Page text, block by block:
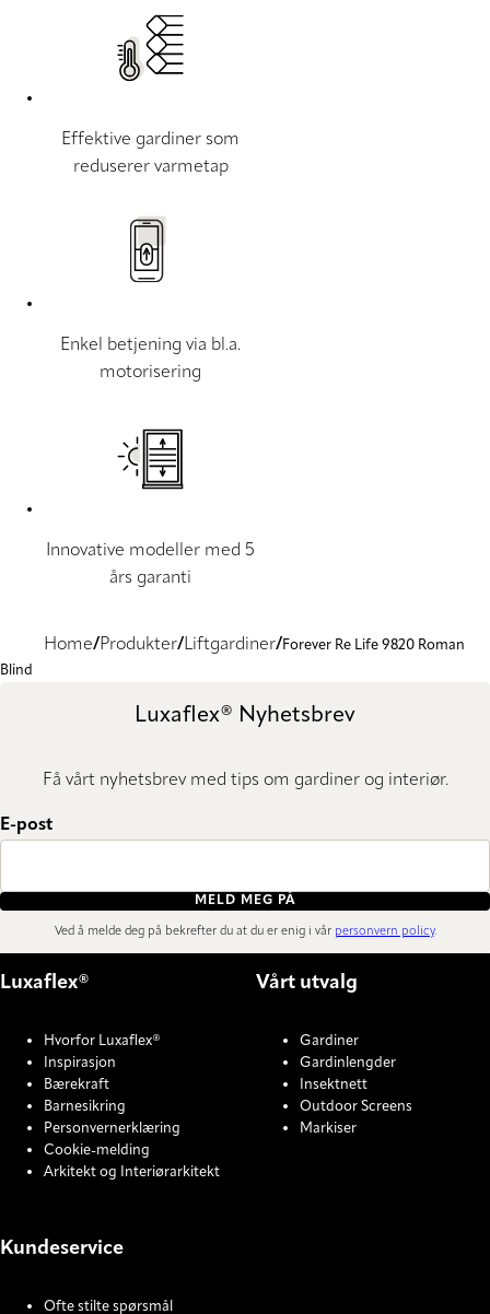
Effektive gardiner som
reduserer varmetap
Enkel betjening via bl.a.
motorisering
Innovative modeller med 5
års garanti
Home Produkter Liftgardiner
Forever Re Life 9820 Roman
Blind
Luxaflex® Nyhetsbrev
Få vårt nyhetsbrev med tips om gardiner og interiør.
E-post
MELD MEG PÅ
Ved å melde deg på bekrefter du at du er enig i vår personvern policy.
Luxaflex®
Hvorfor Luxaflex®
Inspirasjon
Bærekraft
Barnesikring
Personvernerklæring
Cookie-melding
Arkitekt og Interiørarkitekt
Vårt utvalg
Gardiner
Gardinlengder
Insektnett
Outdoor Screens
Markiser
Kundeservice
Ofte stilte spørsmål